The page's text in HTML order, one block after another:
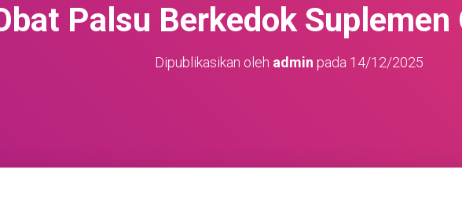
Palsu Berkedok Suplemen
Dipublikasikan oleh admin pada 14/12/2025